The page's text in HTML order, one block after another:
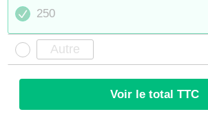
250
Voir le total TTC